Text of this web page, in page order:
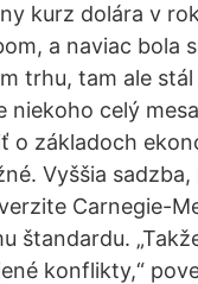
kurz dolára v
a naviac bola
trhu, tam ale
niekoho celý
o základoch
Vyššia
Carnegie-
štandardu.
konflikty,“